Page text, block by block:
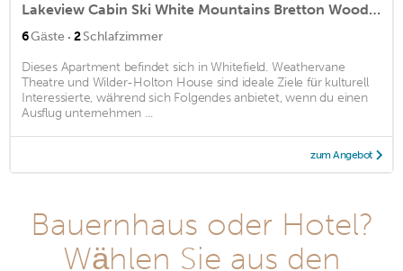
Lakeview Cabin Ski White Mountains Bretton Woods Ice Castles Cannon Loon Firepit
6Gäste · 2Schlafzimmer
Dieses Apartment befindet sich in Whitefield. Weathervane
Theatre und Wilder-Holton House sind ideale Ziele für kulturell
Interessierte, während sich Folgendes anbietet, wenn du einen
Ausflug unternehmen ...
zum Angebot
Bauernhaus oder Hotel?
Wählen Sie aus den